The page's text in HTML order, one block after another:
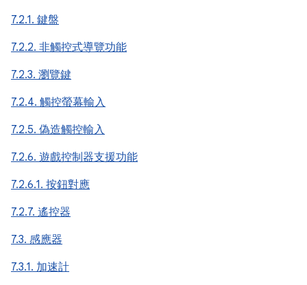
7.2.1. 鍵盤
7.2.2. 非觸控式導覽功能
7.2.3. 瀏覽鍵
7.2.4. 觸控螢幕輸入
7.2.5. 偽造觸控輸入
7.2.6. 遊戲控制器支援功能
7.2.6.1. 按鈕對應
7.2.7. 遙控器
7.3. 感應器
7.3.1. 加速計